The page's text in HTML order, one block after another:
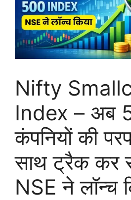
Nifty
Index – अब
कंपनियों की
साथ ट्रैक कर
NSE ने लॉन्च